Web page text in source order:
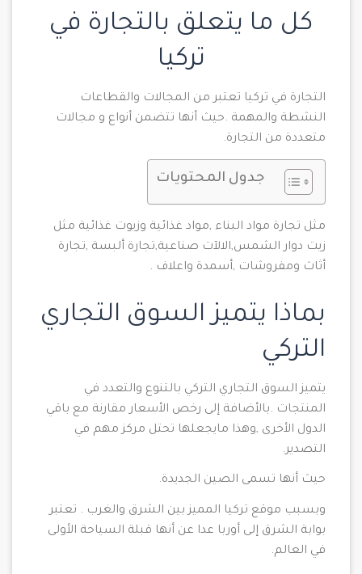
كل ما يتعلق بالتجارة في
تركيا
التجارة في تركيا تعتبر من المجالات والقطاعات
النشطة والمهمة .حيث أنها تتضمن أنواع و مجالات
متعددة من التجارة.
جدول المحتويات
مثل تجارة مواد البناء ,مواد غذائية وزيوت غذائية مثل
زيت دوار الشمس,الالآت صناعية,تجارة ألبسة ,تجارة
أثاث ومفروشات ,أسمدة واعلاف .
بماذا يتميز السوق التجاري
التركي
يتميز السوق التجاري التركي بالتنوع والتعدد في
المنتجات .بالأضافة إلى رخص الأسعار مقارنة مع باقي
الدول الأخرى ,وهذا مايجعلها تحتل مركز مهم في
التصدير.
حيث أنها تسمى الصين الجديدة.
وبسبب موقع تركيا المميز بين الشرق والغرب . تعتبر
بوابة الشرق إلى أوربا عدا عن أنها قبلة السياحة الأولى
في العالم.